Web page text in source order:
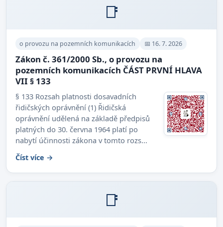
📑
o provozu na pozemních komunikacích 📅 16. 7. 2026
Zákon č. 361/2000 Sb., o provozu na
pozemních komunikacích ČÁST PRVNÍ HLAVA
VII § 133
§ 133 Rozsah platnosti dosavadních
řidičských oprávnění (1) Řidičská
oprávnění udělená na základě předpisů
platných do 30. června 1964 platí po
nabytí účinnosti zákona v tomto rozs...
Číst více →
📑